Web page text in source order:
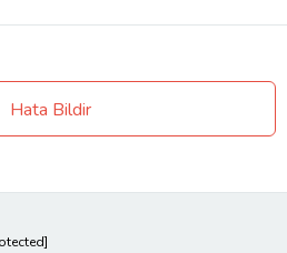
Hata Bildir